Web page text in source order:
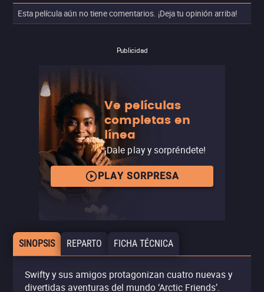
Esta película aún no tiene comentarios. ¡Deja tu opinión arriba!
Publicidad
Ve películas
completas en
línea
¡Dale play y sorpréndete!
PLAY SORPRESA
SINOPSIS REPARTO FICHA TÉCNICA
Swifty y sus amigos protagonizan cuatro nuevas y
divertidas aventuras del mundo ‘Arctic Friends’.